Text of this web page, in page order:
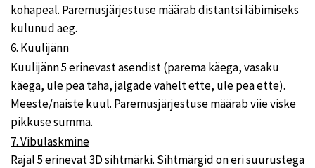
kohapeal. Paremusjärjestuse määrab distantsi läbimiseks
kulunud aeg.
6. Kuulijänn
Kuulijänn 5 erinevast asendist (parema käega, vasaku
käega, üle pea taha, jalgade vahelt ette, üle pea ette).
Meeste/naiste kuul. Paremusjärjestuse määrab viie viske
pikkuse summa.
7. Vibulaskmine
Rajal 5 erinevat 3D sihtmärki. Sihtmärgid on eri suurustega